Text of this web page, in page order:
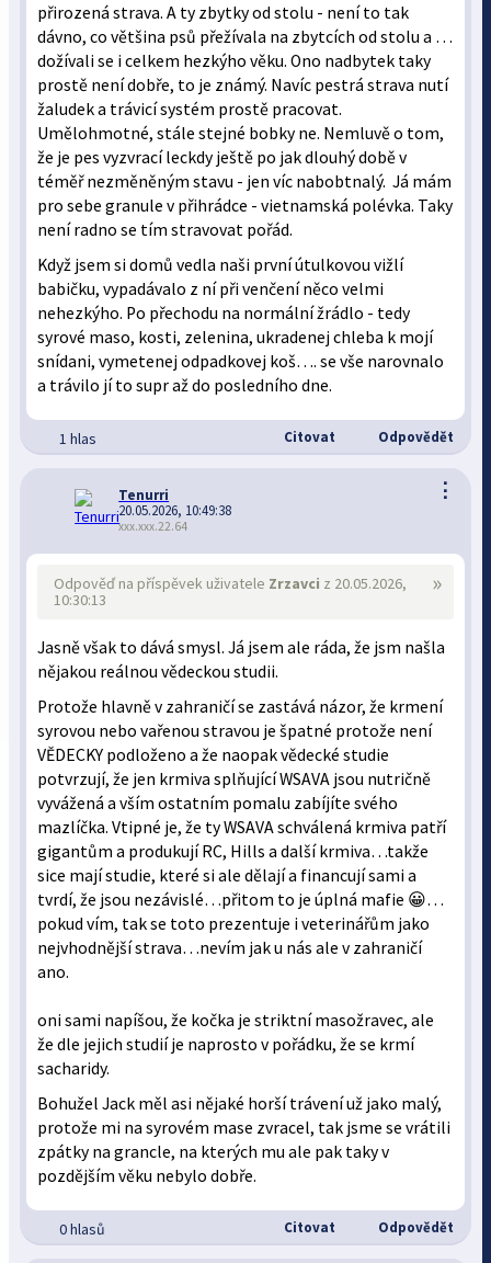
přirozená strava. A ty zbytky od stolu - není to tak
dávno, co většina psů přežívala na zbytcích od stolu a …
dožívali se i celkem hezkýho věku. Ono nadbytek taky
prostě není dobře, to je známý. Navíc pestrá strava nutí
žaludek a trávicí systém prostě pracovat.
Umělohmotné, stále stejné bobky ne. Nemluvě o tom,
že je pes vyzvrací leckdy ještě po jak dlouhý době v
téměř nezměněným stavu - jen víc nabobtnalý. Já mám
pro sebe granule v přihrádce - vietnamská polévka. Taky
není radno se tím stravovat pořád.
Když jsem si domů vedla naši první útulkovou vižlí
babičku, vypadávalo z ní při venčení něco velmi
nehezkýho. Po přechodu na normální žrádlo - tedy
syrové maso, kosti, zelenina, ukradenej chleba k mojí
snídani, vymetenej odpadkovej koš…. se vše narovnalo
a trávilo jí to supr až do posledního dne.
1 hlas Citovat Odpovědět
⋮
Tenurri
20.05.2026, 10:49:38
xxx.xxx.22.64
»
Odpověď na příspěvek uživatele Zrzavci z 20.05.2026,
10:30:13
Jasně však to dává smysl. Já jsem ale ráda, že jsm našla
nějakou reálnou vědeckou studii.
Protože hlavně v zahraničí se zastává názor, že krmení
syrovou nebo vařenou stravou je špatné protože není
VĚDECKY podloženo a že naopak vědecké studie
potvrzují, že jen krmiva splňující WSAVA jsou nutričně
vyvážená a vším ostatním pomalu zabíjíte svého
mazlíčka. Vtipné je, že ty WSAVA schválená krmiva patří
gigantům a produkují RC, Hills a další krmiva…takže
sice mají studie, které si ale dělají a financují sami a
tvrdí, že jsou nezávislé…přitom to je úplná mafie 😀…
pokud vím, tak se toto prezentuje i veterinářům jako
nejvhodnější strava…nevím jak u nás ale v zahraničí
ano.
oni sami napíšou, že kočka je striktní masožravec, ale
že dle jejich studií je naprosto v pořádku, že se krmí
sacharidy.
Bohužel Jack měl asi nějaké horší trávení už jako malý,
protože mi na syrovém mase zvracel, tak jsme se vrátili
zpátky na grancle, na kterých mu ale pak taky v
pozdějším věku nebylo dobře.
0 hlasů Citovat Odpovědět